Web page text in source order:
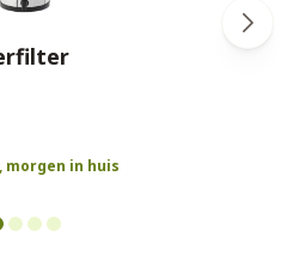
morgen in huis